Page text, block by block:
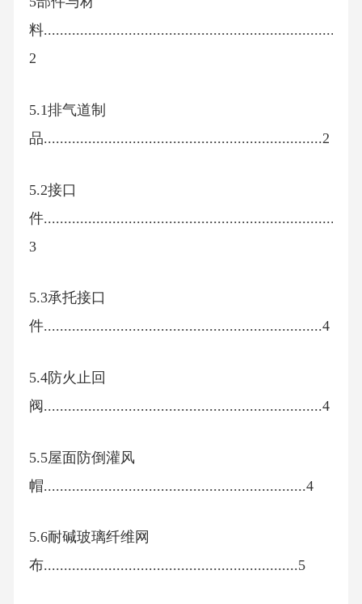
料.........................................................................
2
5.1排气道制
品.....................................................................2
5.2接口
件.........................................................................
3
5.3承托接口
件.....................................................................4
5.4防火止回
阀.....................................................................4
5.5屋面防倒灌风
帽.................................................................4
5.6耐碱玻璃纤维网
布...............................................................5